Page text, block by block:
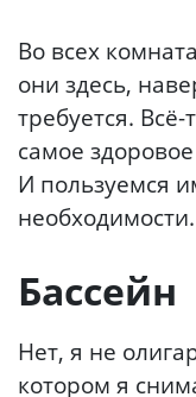
Во всех
они здесь,
требуется.
самое
И пользуемся
необходимости.
Бассейн
Нет, я не
котором я